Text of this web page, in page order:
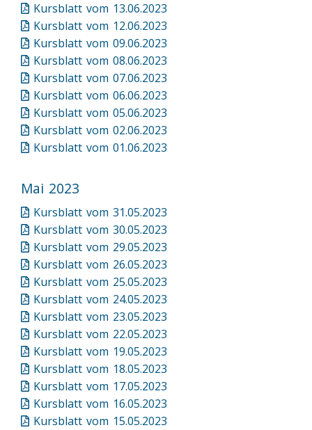
Kursblatt vom 13.06.2023
Kursblatt vom 12.06.2023
Kursblatt vom 09.06.2023
Kursblatt vom 08.06.2023
Kursblatt vom 07.06.2023
Kursblatt vom 06.06.2023
Kursblatt vom 05.06.2023
Kursblatt vom 02.06.2023
Kursblatt vom 01.06.2023
Mai 2023
Kursblatt vom 31.05.2023
Kursblatt vom 30.05.2023
Kursblatt vom 29.05.2023
Kursblatt vom 26.05.2023
Kursblatt vom 25.05.2023
Kursblatt vom 24.05.2023
Kursblatt vom 23.05.2023
Kursblatt vom 22.05.2023
Kursblatt vom 19.05.2023
Kursblatt vom 18.05.2023
Kursblatt vom 17.05.2023
Kursblatt vom 16.05.2023
Kursblatt vom 15.05.2023